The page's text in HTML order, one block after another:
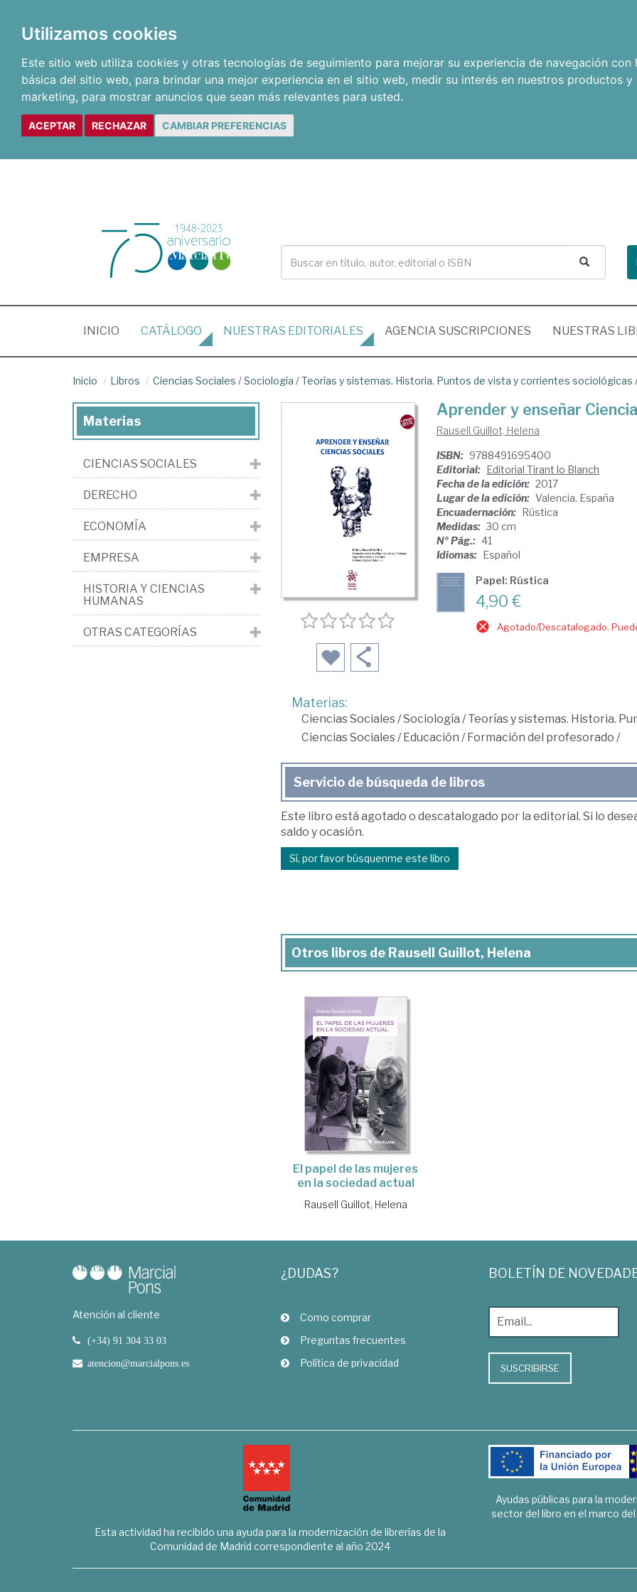
Utilizamos cookies
Este sitio web utiliza cookies y otras tecnologías de seguimiento para mejorar su experiencia de navegación con
básica del sitio web, para brindar una mejor experiencia en el sitio web, medir su interés en nuestros productos
marketing, para mostrar anuncios que sean más relevantes para usted.
ACEPTAR RECHAZAR CAMBIAR PREFERENCIAS
INICIO (CURRENT)
CATÁLOGO NUESTRAS EDITORIALES AGENCIA SUSCRIPCIONES NUESTRAS
Inicio Libros Ciencias Sociales /Sociología /Teorías y sistemas. Historia. Puntos de vista y corrientes sociológicas
Aprender y enseñar
Rausell Guillot, Helena
ISBN: 9788491695400
Editorial: Editorial Tirant lo Blanch
Fecha de la edición: 2017
Lugar de la edición: Valencia. España
Encuadernación: Rústica
Medidas: 30 cm
Nº Pág.: 41
Idiomas: Español
Papel: Rústica
4,90 €
Agotado/Descatalogado.
Materias:
Ciencias Sociales/Sociología /Teorías y sistemas. Historia.
Ciencias Sociales/Educación /Formación del profesorado /
Servicio de búsqueda de libros
Este libro está agotado o descatalogado por la editorial. Si lo
saldo y ocasión.
Sí, por favor búsquenme este libro
Otros libros de Rausell Guillot, Helena
El papel de las mujeres
en la sociedad actual
Rausell Guillot, Helena
Materias
CIENCIAS SOCIALES
DERECHO
ECONOMÍA
EMPRESA
HISTORIA Y CIENCIAS
HUMANAS
OTRAS CATEGORÍAS
Atención al cliente
(+34) 91 304 33 03
atencion@marcialpons.es
¿DUDAS?
Como comprar
Preguntas frecuentes
Política de privacidad
BOLETÍN DE
SUSCRIBIRSE
Esta actividad ha recibido una ayuda para la modernización de librerías de la
Comunidad de Madrid correspondiente al año 2024
Ayudas públicas para la
sector del libro en el marco